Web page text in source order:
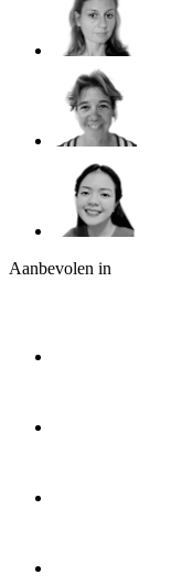
Aanbevolen in